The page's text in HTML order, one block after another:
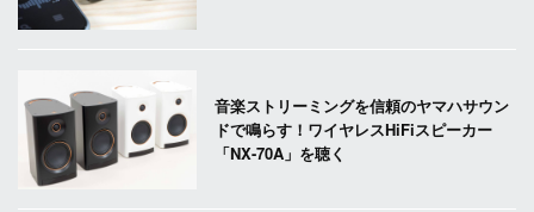
音楽ストリーミングを信頼のヤマハサウン
ドで鳴らす！ワイヤレスHiFiスピーカー
「NX-70A」を聴く